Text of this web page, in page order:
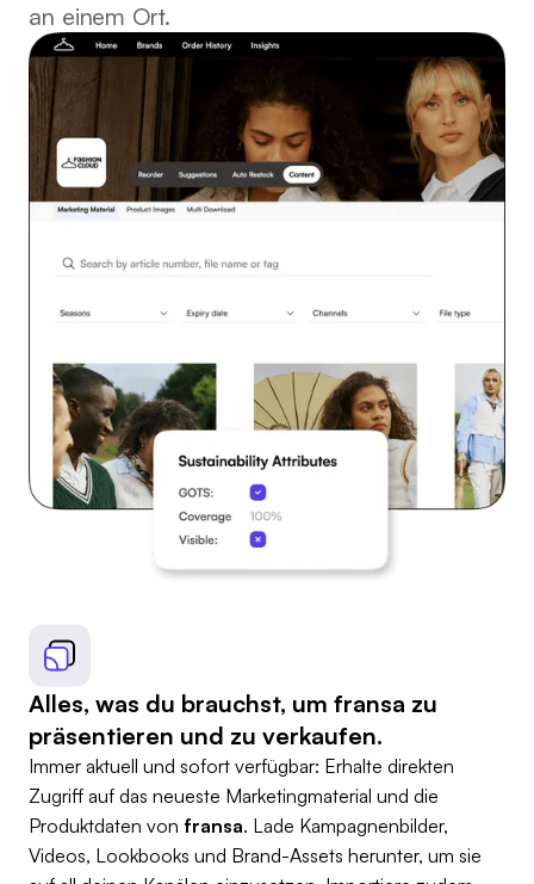
an einem Ort.
Alles, was du brauchst, um fransa zu
präsentieren und zu verkaufen.
Immer aktuell und sofort verfügbar: Erhalte direkten
Zugriff auf das neueste Marketingmaterial und die
Produktdaten von fransa. Lade Kampagnenbilder,
Videos, Lookbooks und Brand-Assets herunter, um sie